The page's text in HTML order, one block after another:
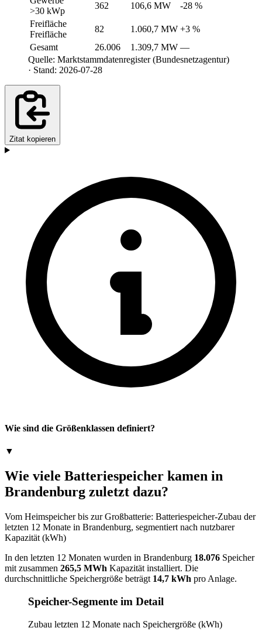
>30 kWp
362 106,6 MW
-28 %
Freifläche
Freifläche
82 1.060,7 MW +3 %
Gesamt
26.006 1.309,7 MW —
Quelle: Marktstammdatenregister (Bundesnetzagentur)
· Stand: 2026-07-28
Zitat kopieren
Wie sind die Größenklassen definiert?
▼
Wie viele Batteriespeicher kamen in
Brandenburg zuletzt dazu?
Vom Heimspeicher bis zur Großbatterie: Batteriespeicher-Zubau der
letzten 12 Monate in Brandenburg, segmentiert nach nutzbarer
Kapazität (kWh)
In den letzten 12 Monaten wurden in Brandenburg 18.076 Speicher
mit zusammen 265,5 MWh Kapazität installiert. Die
durchschnittliche Speichergröße beträgt 14,7 kWh pro Anlage.
Speicher-Segmente im Detail
Zubau letzten 12 Monate nach Speichergröße (kWh)